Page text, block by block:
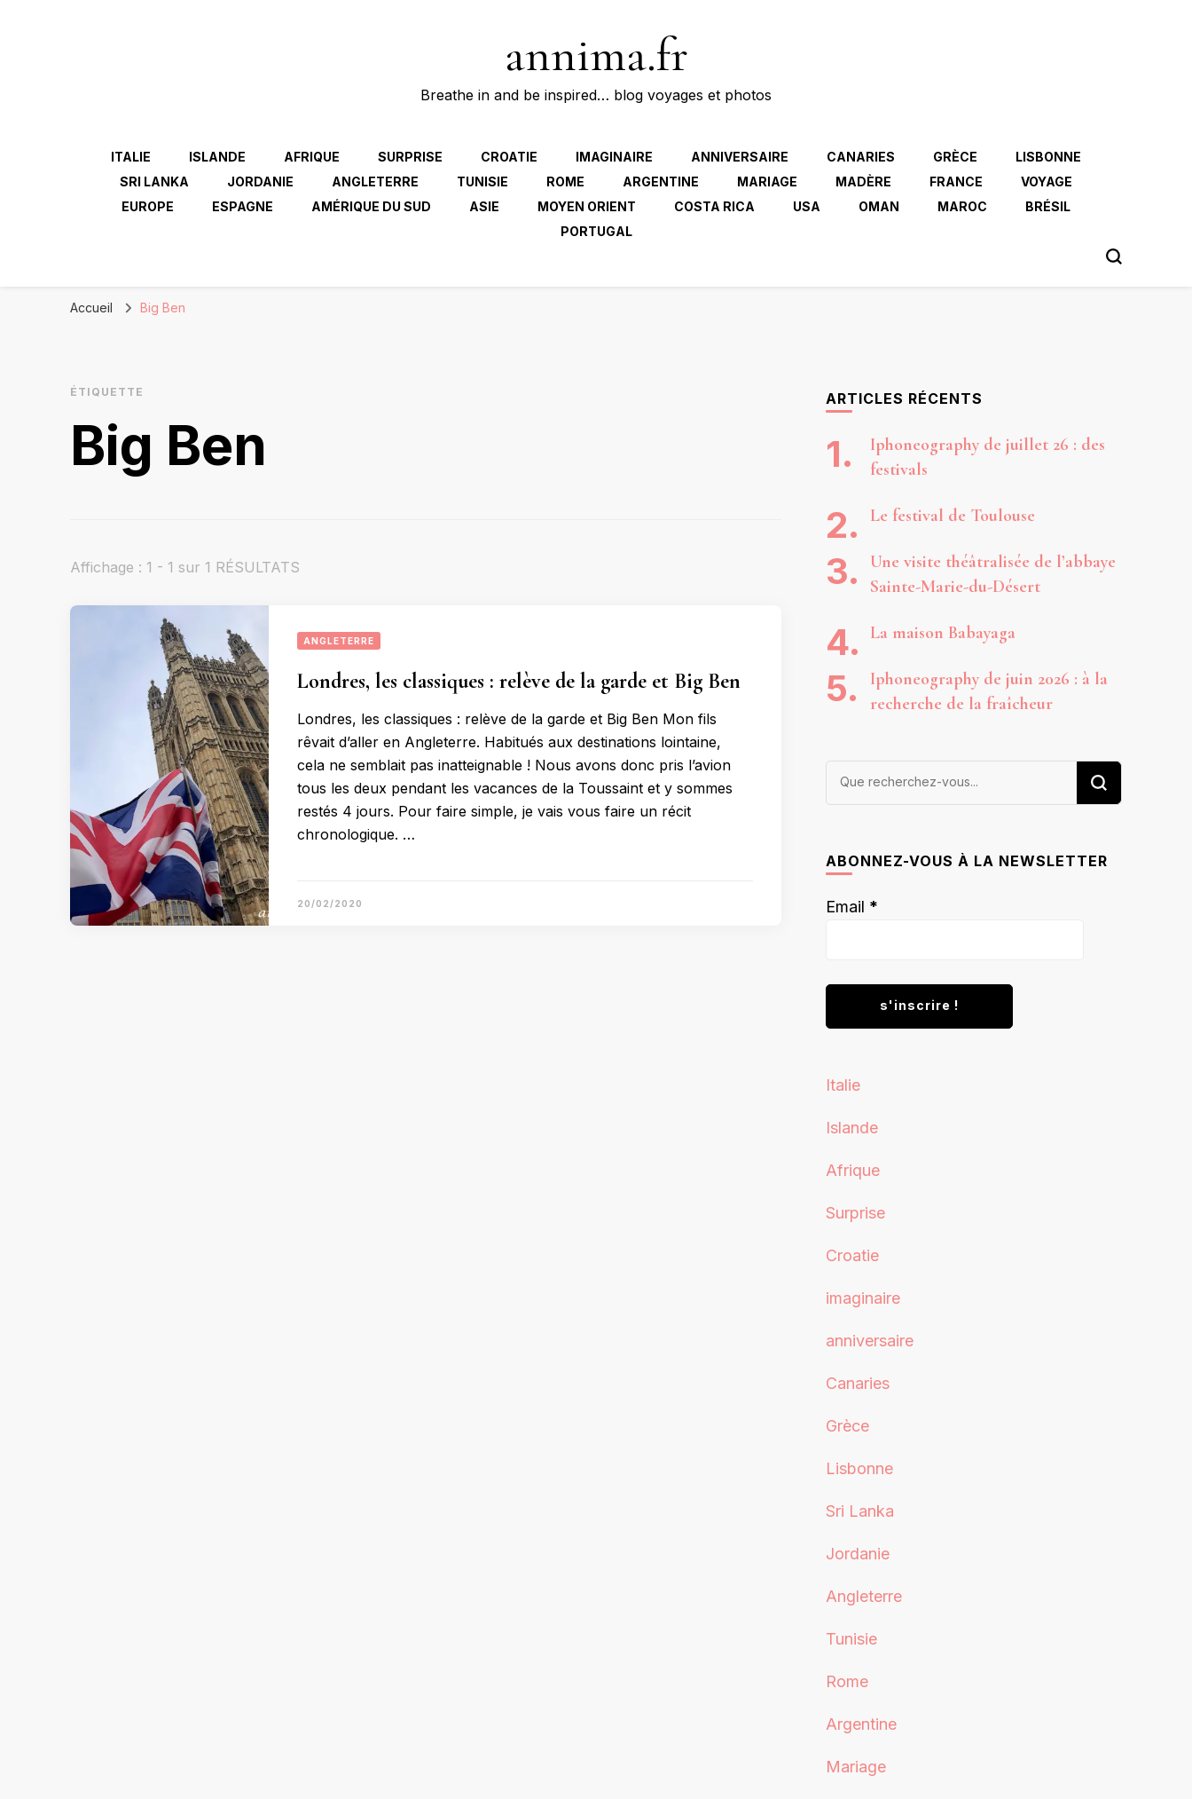
annima.fr
Breathe in and be inspired… blog voyages et photos
ITALIE ISLANDE AFRIQUE SURPRISE CROATIE IMAGINAIRE ANNIVERSAIRE CANARIES GRÈCE
LISBONNE
SRI LANKA
JORDANIE ANGLETERRE TUNISIE ROME ARGENTINE MARIAGE MADÈRE FRANCE
VOYAGE
EUROPE
ESPAGNE AMÉRIQUE DU SUD ASIE MOYEN ORIENT COSTA RICA USA OMAN MAROC
BRÉSIL
PORTUGAL
Accueil Big Ben
ÉTIQUETTE
Big Ben
Affichage : 1 - 1 sur 1 RÉSULTATS
ANGLETERRE
Londres, les classiques : relève de la garde et Big Ben
Londres, les classiques : relève de la garde et Big Ben Mon fils
rêvait d’aller en Angleterre. Habitués aux destinations lointaine,
cela ne semblait pas inatteignable ! Nous avons donc pris l’avion
tous les deux pendant les vacances de la Toussaint et y sommes
restés 4 jours. Pour faire simple, je vais vous faire un récit
chronologique. …
20/02/2020
ARTICLES RÉCENTS
Iphoneography de juillet 26 : des
festivals
Le festival de Toulouse
Une visite théâtralisée de l’abbaye
Sainte-Marie-du-Désert
La maison Babayaga
Iphoneography de juin 2026 : à la
recherche de la fraîcheur
Vous
ABONNEZ-VOUS À LA NEWSLETTER
Email *
Italie
Islande
Afrique
Surprise
Croatie
imaginaire
anniversaire
Canaries
Grèce
Lisbonne
Sri Lanka
Jordanie
Angleterre
Tunisie
Rome
Argentine
Mariage